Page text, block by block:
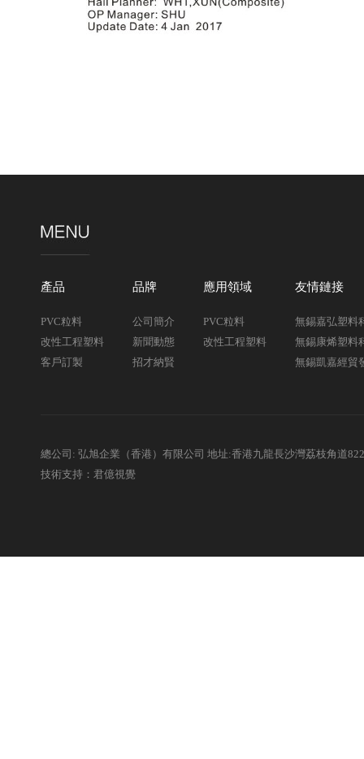
產品
PVC粒料
改性工程塑料
客戶訂製
品牌
公司簡介
新聞動態
招才納賢
應用領域
PVC粒料
改性工程塑料
友情鏈接
無錫嘉弘塑料
無錫康烯塑料
無錫凱嘉經貿
總公司: 弘旭企業（香港）有限公司 地址:香港九龍長沙灣荔枝角道
技術支持：君億視覺